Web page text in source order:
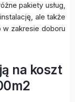
pakiety usług,
ale także
zakresie doboru
na koszt